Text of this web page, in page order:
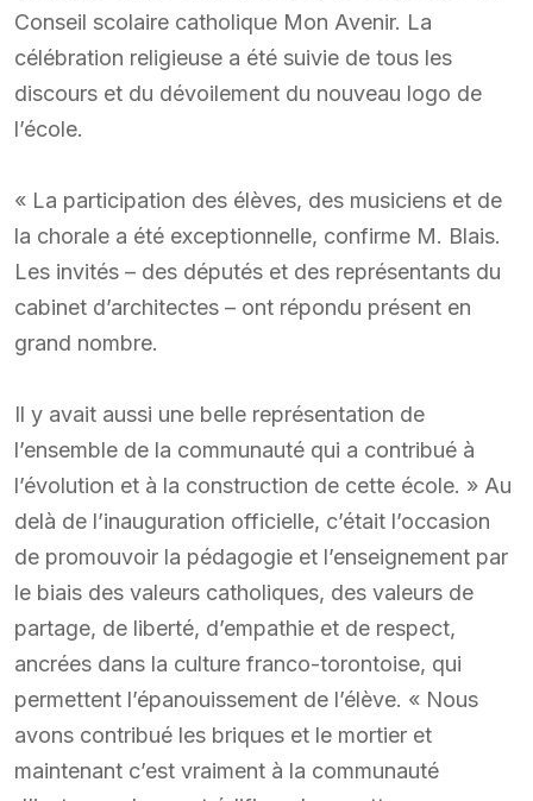
Conseil scolaire catholique Mon Avenir. La
célébration religieuse a été suivie de tous les
discours et du dévoilement du nouveau logo de
l’école.
« La participation des élèves, des musiciens et de
la chorale a été exceptionnelle, confirme M. Blais.
Les invités – des députés et des représentants du
cabinet d’architectes – ont répondu présent en
grand nombre.
Il y avait aussi une belle représentation de
l’ensemble de la communauté qui a contribué à
l’évolution et à la construction de cette école. » Au
delà de l’inauguration officielle, c’était l’occasion
de promouvoir la pédagogie et l’enseignement par
le biais des valeurs catholiques, des valeurs de
partage, de liberté, d’empathie et de respect,
ancrées dans la culture franco-torontoise, qui
permettent l’épanouissement de l’élève. « Nous
avons contribué les briques et le mortier et
maintenant c’est vraiment à la communauté